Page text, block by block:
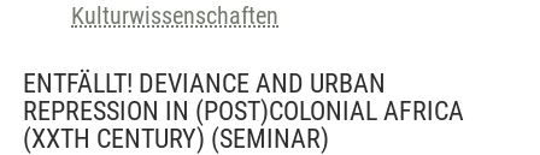
Kulturwissenschaften
ENTFÄLLT! DEVIANCE AND URBAN
REPRESSION IN (POST)COLONIAL AFRICA
(XXTH CENTURY) (SEMINAR)